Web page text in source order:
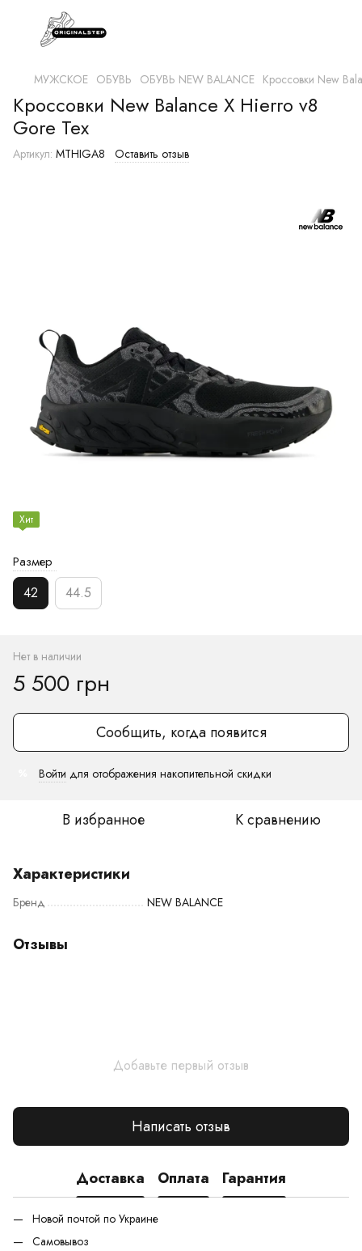
МУЖСКОЕ ОБУВЬ ОБУВЬ NEW BALANCE Кроссовки New
Кроссовки New Balance X Hierro v8
Gore Tex
Артикул: MTHIGA8 Оставить отзыв
Хит
Размер
42 44.5
Нет в наличии
5 500 грн
Сообщить, когда появится
Войти для отображения накопительной скидки
В избранное К сравнению
Характеристики
Бренд NEW BALANCE
Отзывы
Добавьте первый отзыв
Написать отзыв
Доставка Оплата Гарантия
Новой почтой по Украине
Самовывоз